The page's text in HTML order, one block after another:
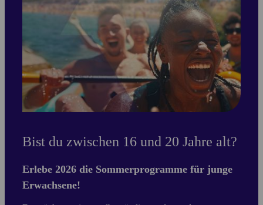
Bist du zwischen 16 und 20 Jahre alt?
Erlebe 2026 die Sommerprogramme für junge
Erwachsene!